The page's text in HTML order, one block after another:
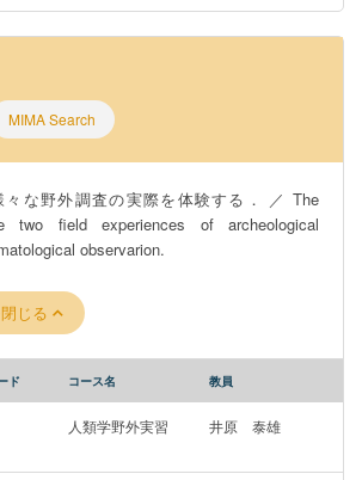
MIMA Search
々な野外調査の実際を体験する． ／ The
two field experiences of archeological
observarion.
じる
ド コース名 教員
人類学野外実習 井原 泰雄